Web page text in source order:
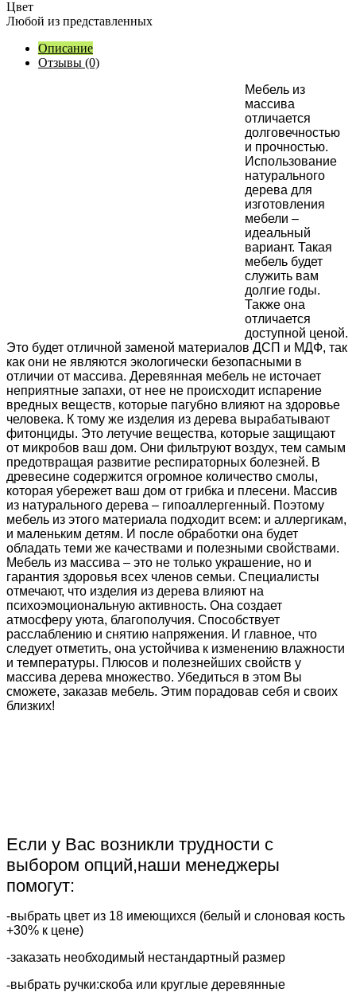
Цвет
Любой из представленных
Описание
Отзывы (0)
Мебель из
массива
отличается
долговечностью
и прочностью.
Использование
натурального
дерева для
изготовления
мебели –
идеальный
вариант. Такая
мебель будет
служить вам
долгие годы.
Также она
отличается
доступной ценой.
Это будет отличной заменой материалов ДСП и МДФ, так
как они не являются экологически безопасными в
отличии от массива. Деревянная мебель не источает
неприятные запахи, от нее не происходит испарение
вредных веществ, которые пагубно влияют на здоровье
человека. К тому же изделия из дерева вырабатывают
фитонциды. Это летучие вещества, которые защищают
от микробов ваш дом. Они фильтруют воздух, тем самым
предотвращая развитие респираторных болезней. В
древесине содержится огромное количество смолы,
которая убережет ваш дом от грибка и плесени. Массив
из натурального дерева – гипоаллергенный. Поэтому
мебель из этого материала подходит всем: и аллергикам,
и маленьким детям. И после обработки она будет
обладать теми же качествами и полезными свойствами.
Мебель из массива – это не только украшение, но и
гарантия здоровья всех членов семьи. Специалисты
отмечают, что изделия из дерева влияют на
психоэмоциональную активность. Она создает
атмосферу уюта, благополучия. Способствует
расслаблению и снятию напряжения. И главное, что
следует отметить, она устойчива к изменению влажности
и температуры. Плюсов и полезнейших свойств у
массива дерева множество. Убедиться в этом Вы
сможете, заказав мебель. Этим порадовав себя и своих
близких!
Если у Вас возникли трудности с
выбором опций,наши менеджеры
помогут:
-выбрать цвет из 18 имеющихся (белый и слоновая кость
+30% к цене)
-заказать необходимый нестандартный размер
-выбрать ручки:скоба или круглые деревянные